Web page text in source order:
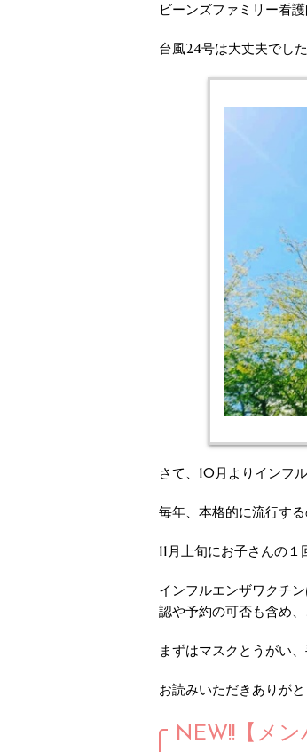
ビーンズファミリー看護
台風24号は大丈夫でし
さて、10月よりインフ
毎年、本格的に流行する
11月上旬にお子さんの
インフルエンザワクチ
認や予約の可否も含め、
まずはマスクとうがい
お読みいただきありが
NEW!!【メン